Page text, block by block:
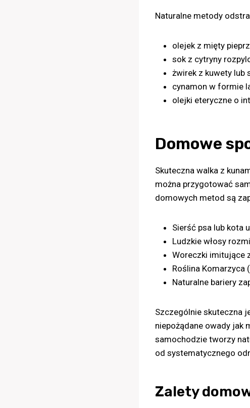
Naturalne metody
olejek z mięty
sok z cytryny
żwirek z kuwety lub
cynamon w formie
olejki eteryczne o
Domowe
Skuteczna walka z
można przygotować
domowych metod są
Sierść psa lub kota
Ludzkie włosy
Woreczki imitujące
Roślina Komarzyca
Naturalne bariery
Szczególnie skuteczna
niepożądane owady jak
samochodzie tworzy
od systematycznego
Zalety